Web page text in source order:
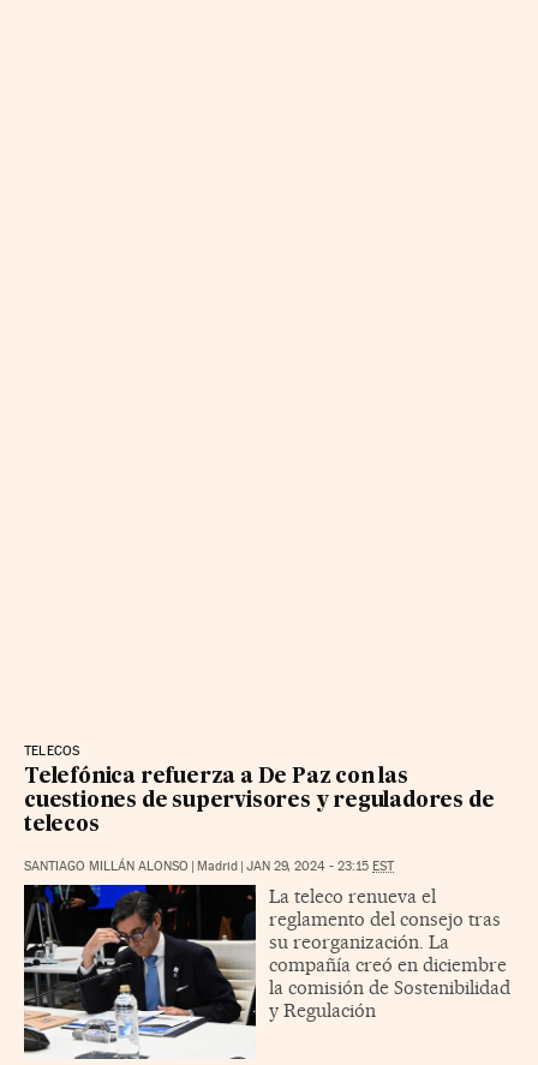
TELECOS
Telefónica refuerza a De Paz con las
cuestiones de supervisores y reguladores de
telecos
SANTIAGO MILLÁN ALONSO Madrid JAN 29, 2024 - 23:15 EST
La teleco renueva el
reglamento del consejo tras
su reorganización. La
compañía creó en diciembre
la comisión de Sostenibilidad
y Regulación